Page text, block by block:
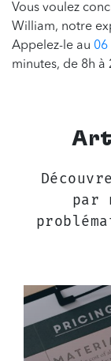
Vous voulez
William, notre
Appelez-le au 06
minutes, de 8h à
par